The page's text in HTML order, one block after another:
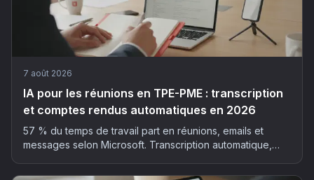
7 août 2026
IA pour les réunions en TPE-PME : transcription
et comptes rendus automatiques en 2026
57 % du temps de travail part en réunions, emails et
messages selon Microsoft. Transcription automatique,
outils pour déployer l'IA dans vos réunions, sans faux pas